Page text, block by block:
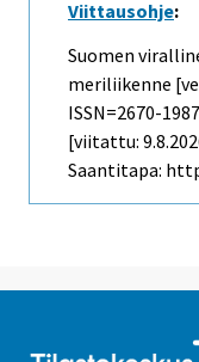
Viittausohje:
Suomen
meriliikenne
ISSN=2670-
[viitattu:
Saantitapa: